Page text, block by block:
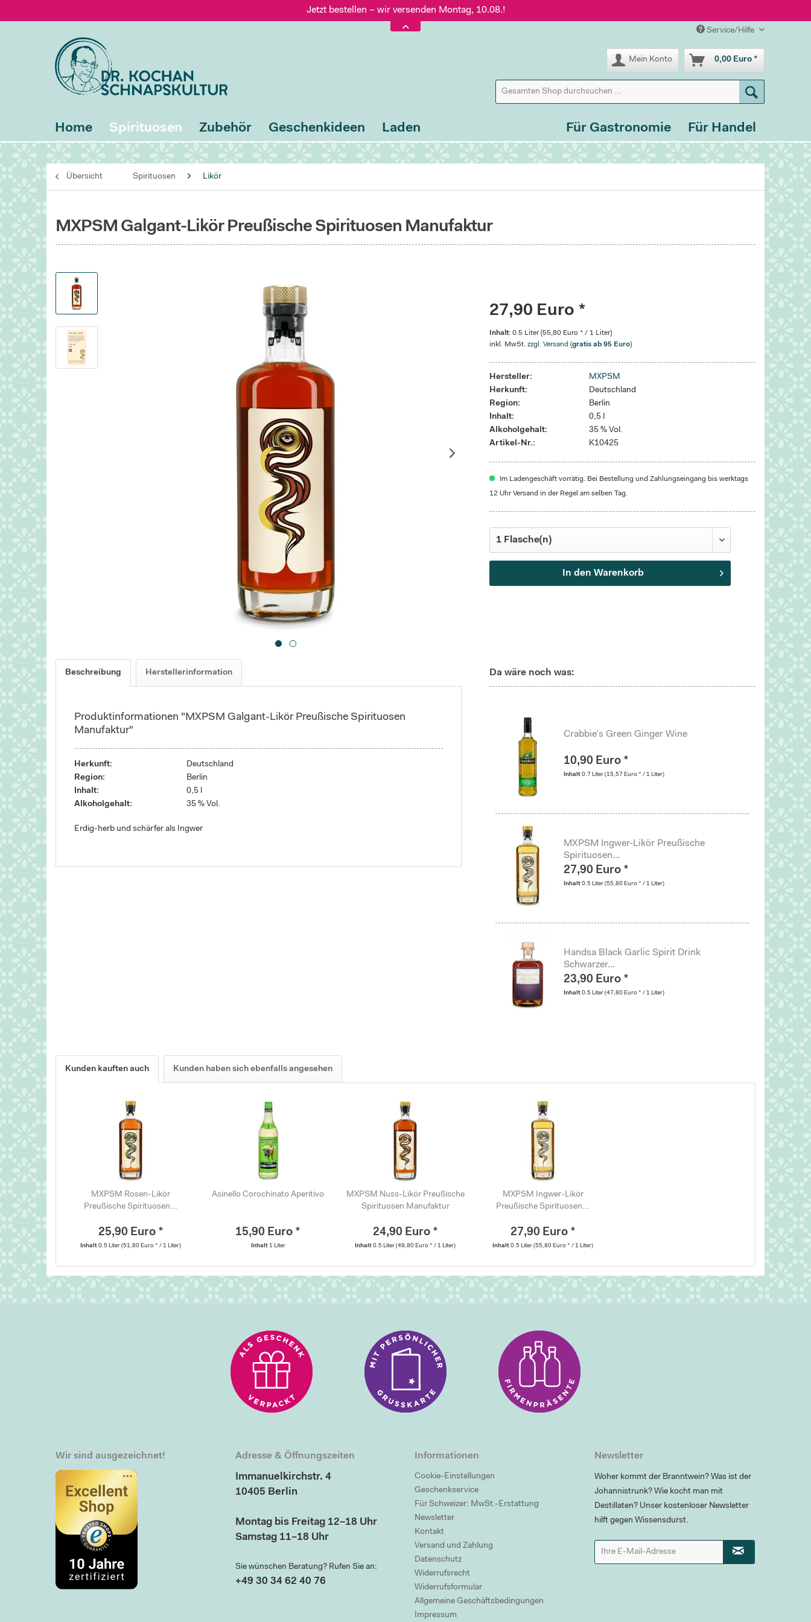
Jetzt bestellen – wir versenden Montag, 10.08.!
Versand nur 5,60 €, gratis ab 95 € Warenwert
Jetzt bestellen – wir versenden Montag, 10.08.!
Service/Hilfe
Mein Konto 0,00 Euro *
Home Spirituosen Zubehör Geschenkideen Laden Für Handel
Für Gastronomie
Übersicht Spirituosen Likör
MXPSM Galgant-Likör Preußische Spirituosen Manufaktur
27,90 Euro *
Inhalt:0.5 Liter (55,80 Euro * / 1 Liter)
inkl. MwSt.zzgl. Versand (gratis ab 95 Euro)
Hersteller:
MXPSM
Herkunft:
Deutschland
Region:
Berlin
Inhalt:
0,5 l
Alkoholgehalt:
35 % Vol.
Artikel-Nr.:
K10425
Im Ladengeschäft vorrätig. Bei Bestellung und Zahlungseingang bis werktags
12 Uhr Versand in der Regel am selben Tag.
In den Warenkorb
Beschreibung Herstellerinformation
Produktinformationen "MXPSM Galgant-Likör Preußische Spirituosen
Manufaktur"
Herkunft:
Deutschland
Region:
Berlin
Inhalt:
0,5 l
Alkoholgehalt:
35 % Vol.
Erdig-herb und schärfer als Ingwer
Da wäre noch was:
Crabbie’s Green Ginger Wine
10,90 Euro *
Inhalt 0.7 Liter (15,57 Euro * / 1 Liter)
MXPSM Ingwer-Likör Preußische
Spirituosen...
27,90 Euro *
Inhalt 0.5 Liter (55,80 Euro * / 1 Liter)
Handsa Black Garlic Spirit Drink
Schwarzer...
23,90 Euro *
Inhalt 0.5 Liter (47,80 Euro * / 1 Liter)
Kunden kauften auch Kunden haben sich ebenfalls angesehen
MXPSM Rosen-Likör
Preußische Spirituosen...
25,90 Euro *
Inhalt0.5 Liter(51,80 Euro * / 1 Liter)
Asinello Corochinato Aperitivo
15,90 Euro *
Inhalt 1 Liter
MXPSM Nuss-Likör Preußische
Spirituosen Manufaktur
24,90 Euro *
Inhalt0.5 Liter(49,80 Euro * / 1 Liter)
MXPSM Ingwer-Likör
Preußische Spirituosen...
27,90 Euro *
Inhalt0.5 Liter(55,80 Euro * / 1 Liter)
Wir sind ausgezeichnet! Adresse & Öffnungszeiten
Immanuelkirchstr. 4
10405 Berlin
Montag bis Freitag 12–18 Uhr
Samstag 11–18 Uhr
Sie wünschen Beratung? Rufen Sie an:
+49 30 34 62 40 76
Informationen
Cookie-Einstellungen
Geschenkservice
Für Schweizer: MwSt.-Erstattung
Newsletter
Kontakt
Versand und Zahlung
Datenschutz
Widerrufsrecht
Widerrufsformular
Allgemeine Geschäftsbedingungen
Impressum
Newsletter
Woher kommt der Branntwein? Was ist der
Johannistrunk? Wie kocht man mit
Destillaten? Unser kostenloser Newsletter
hilft gegen Wissensdurst.